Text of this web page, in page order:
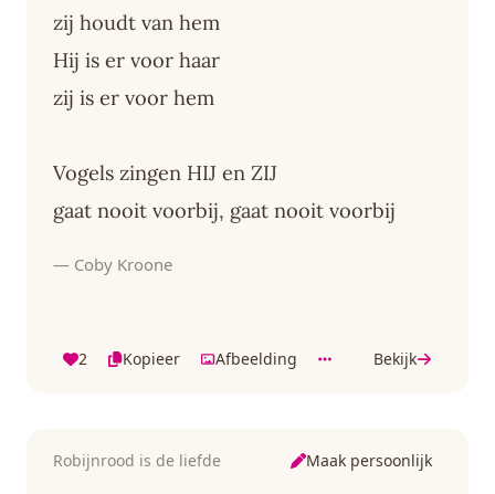
zij houdt van hem
Hij is er voor haar
zij is er voor hem
Vogels zingen HIJ en ZIJ
gaat nooit voorbij, gaat nooit voorbij
— Coby Kroone
2 Kopieer Afbeelding Bekijk
Robijnrood is de liefde Maak persoonlijk